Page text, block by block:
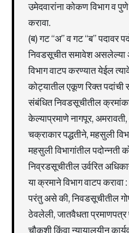
उमेदवारांना कोकण विभाग व
करावा.
(ब) गट “अ” व गट “ब” पदावर
निवडसूचीत समावेश असलेल्या
विभाग वाटप करण्यात येईल
कोट्यातील एकूण रिक्त पदांची
संबंधित निवडसूचीतील
केल्याप्रमाणे नागपूर,
चक्राकार पद्धतीने, महसुली
महसुली विभागांतील पदोन्नती
निव्रडसूचीतील उर्वरित
या क्रमाने विभाग वाटप करावा :
परंतु असे की, निवडसूचीतील
ठेवलेली, जातवैधता प्रमाणपत्र
चौकशी किंवा न्यायालयीन